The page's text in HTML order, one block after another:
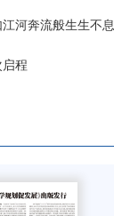
河奔流般生生不息
程